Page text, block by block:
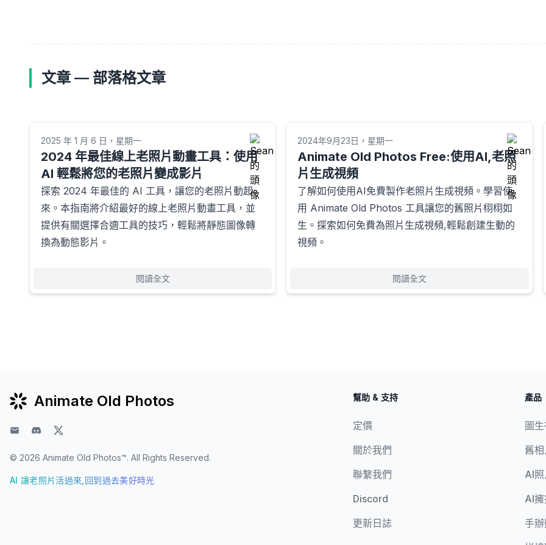
文章 — 部落格文章
2025 年 1 月 6 日，星期一
2024 年最佳線上老照片動畫工具：使用
AI 輕鬆將您的老照片變成影片
探索 2024 年最佳的 AI 工具，讓您的老照片動起
來。本指南將介紹最好的線上老照片動畫工具，並
提供有關選擇合適工具的技巧，輕鬆將靜態圖像轉
換為動態影片。
閱讀全文
2024年9月23日，星期一
Animate Old Photos Free:使用AI,老照
片生成視頻
了解如何使用AI免費製作老照片生成視頻。學習使
用 Animate Old Photos 工具讓您的舊照片栩栩如
生。探索如何免費為照片生成視頻,輕鬆創建生動的
視頻。
閱讀全文
Animate Old Photos
© 2026 Animate Old Photos™. All Rights Reserved.
AI 讓老照片活過來,回到過去美好時光
幫助 & 支持
定價
關於我們
聯繫我們
Discord
更新日誌
產品
圖
舊
AI
AI
手